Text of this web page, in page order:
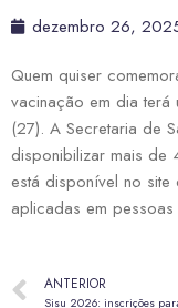
dezembro 26,
Quem quiser
vacinação em dia terá
(27). A Secretaria de
disponibilizar mais de
está disponível no site
aplicadas em
ANTERIOR